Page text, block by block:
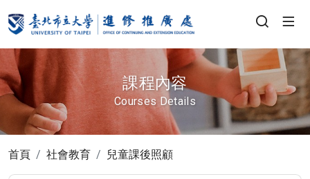
課程內容
Courses Details
首頁 社會教育 兒童課後照顧